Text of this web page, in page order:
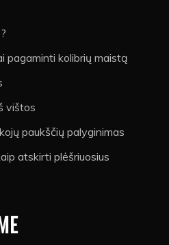
pagaminti kolibrių maistą
vištos
paukščių palyginimas
atskirti plėšriuosius